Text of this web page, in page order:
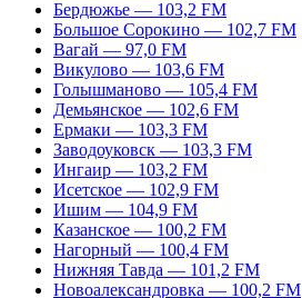
Бердюжье — 103,2 FM
Большое Сорокино — 102,7 FM
Вагай — 97,0 FM
Викулово — 103,6 FM
Голышманово — 105,4 FM
Демьянское — 102,6 FM
Ермаки — 103,3 FM
Заводоуковск — 103,3 FM
Ингаир — 103,2 FM
Исетское — 102,9 FM
Ишим — 104,9 FM
Казанское — 100,2 FM
Нагорный — 100,4 FM
Нижняя Тавда — 101,2 FM
Новоалександровка — 100,2 FM